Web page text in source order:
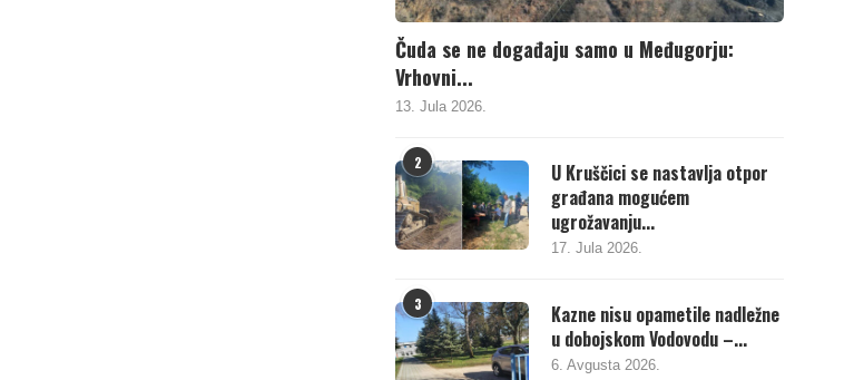
Čuda se ne događaju samo u Međugorju:
Vrhovni...
13. Jula 2026.
2
U Kruščici se nastavlja otpor
građana mogućem
ugrožavanju...
17. Jula 2026.
3
Kazne nisu opametile nadležne
u dobojskom Vodovodu –...
6. Avgusta 2026.